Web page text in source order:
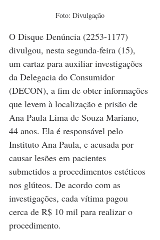
Foto: Divulgação
O Disque Denúncia (2253-1177)
divulgou, nesta segunda-feira (15),
um cartaz para auxiliar investigações
da Delegacia do Consumidor
(DECON), a fim de obter informações
que levem à localização e prisão de
Ana Paula Lima de Souza Mariano,
44 anos. Ela é responsável pelo
Instituto Ana Paula, e acusada por
causar lesões em pacientes
submetidos a procedimentos estéticos
nos glúteos. De acordo com as
investigações, cada vítima pagou
cerca de R$ 10 mil para realizar o
procedimento.